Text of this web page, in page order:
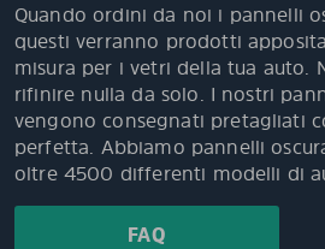
Quando ordini da noi i pannelli
questi verranno prodotti
misura per i vetri della tua auto.
rifinire nulla da solo. I nostri
vengono consegnati pretagliati
perfetta. Abbiamo pannelli
oltre 4500 differenti modelli di
FAQ